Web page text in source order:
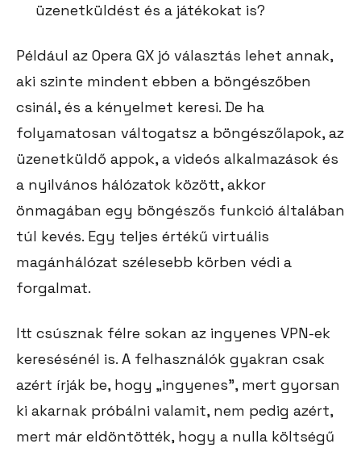
üzenetküldést és a játékokat is?
Például az Opera GX jó választás lehet annak,
aki szinte mindent ebben a böngészőben
csinál, és a kényelmet keresi. De ha
folyamatosan váltogatsz a böngészőlapok, az
üzenetküldő appok, a videós alkalmazások és
a nyilvános hálózatok között, akkor
önmagában egy böngészős funkció általában
túl kevés. Egy teljes értékű virtuális
magánhálózat szélesebb körben védi a
forgalmat.
Itt csúsznak félre sokan az ingyenes VPN-ek
keresésénél is. A felhasználók gyakran csak
azért írják be, hogy „ingyenes”, mert gyorsan
ki akarnak próbálni valamit, nem pedig azért,
mert már eldöntötték, hogy a nulla költségű